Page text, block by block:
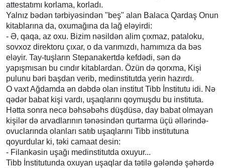
attestatımı korlama, korladı.
Yalnız bədən tərbiyəsindən "beş" alan Balaca Qardaş Onun
kitablarına da, oxumağına da lağ eləyirdi:
- Ə, qaqa, az oxu. Bizim nəsildən alim çıxmaz, pataloku,
sovxoz direktoru çıxar, o da varımızdı, hamımıza da bəs
eləyir. Tay-tuşların Stepanakertdə kefdədi, sən də
yapışmısan bu cındır kitablardan. Özün də qorxma, Kişi
pulunu bəri başdan verib, medinstitutda yerin hazırdı.
O vaxt Ağdamda ən dəbdə olan institut Tibb İnstitutu idi. Nə
qədər babat kişi vardı, uşaqlarını qoymuşdu bu instituta.
Hətta sonra necə bəhsəbəhs düşdüsə, day babat olmayan
kişilər də arvadlarının tənəsindən qurtarma üçü əllərində-
ovuclarında olanları satıb uşaqlarını Tibb institutuna
qoyurdular ki, təki camaat desin:
- Filankəsin uşağı medinstitutda oxuyur...
Tibb İnstitutunda oxuyan uşaqlar da tətilə gələndə şəhərdə